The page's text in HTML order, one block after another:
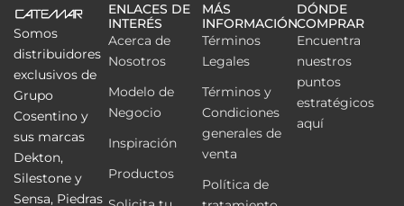
Somos
distribuidores
exclusivos de
Grupo
Cosentino y
sus marcas
Dekton,
Silestone y
Sensa, Piedras
ENLACES DE
INTERÉS
Acerca de
Nosotros
Modelo de
Negocio
Inspiración
Productos
MÁS
INFORMACIÓN
Términos
Legales
Términos y
Condiciones
generales de
venta
Política de
DÓNDE
COMPRAR
Encuentra
nuestros
puntos
estratégicos
aquí